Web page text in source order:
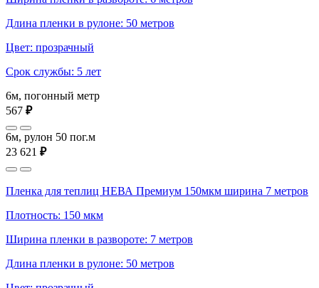
Длина пленки в рулоне: 50 метров
Цвет: прозрачный
Срок службы: 5 лет
6м, погонный метр
567 ₽
6м, рулон 50 пог.м
23 621 ₽
Пленка для теплиц НЕВА Премиум 150мкм ширина 7 метров
Плотность: 150 мкм
Ширина пленки в развороте: 7 метров
Длина пленки в рулоне: 50 метров